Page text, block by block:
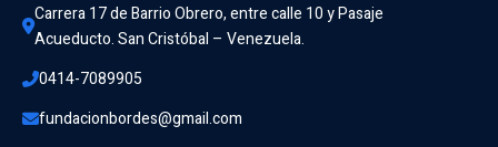
Carrera 17 de Barrio Obrero, entre calle 10 y Pasaje
Acueducto. San Cristóbal – Venezuela.
0414-7089905
fundacionbordes@gmail.com